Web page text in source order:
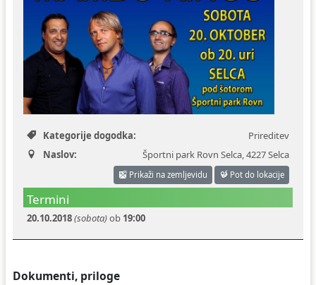
Kategorije dogodka:
Prireditev
Naslov:
Športni park Rovn Selca,4227 Selca
Prikaži na zemljevidu Pot do lokacije
Termini
20.10.2018(sobota)ob 19:00
Dokumenti, priloge
Fotogalerija
Varstvo osebnih podatkov
Proračun občine
Koledar odvoza odpadkov
Varuhov kotiček
Uradni dokumenti in povezave